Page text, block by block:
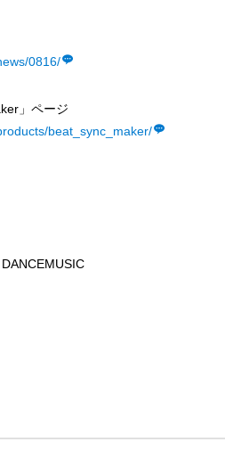
0816/
」ページ
beat_sync_maker/
DANCEMUSIC